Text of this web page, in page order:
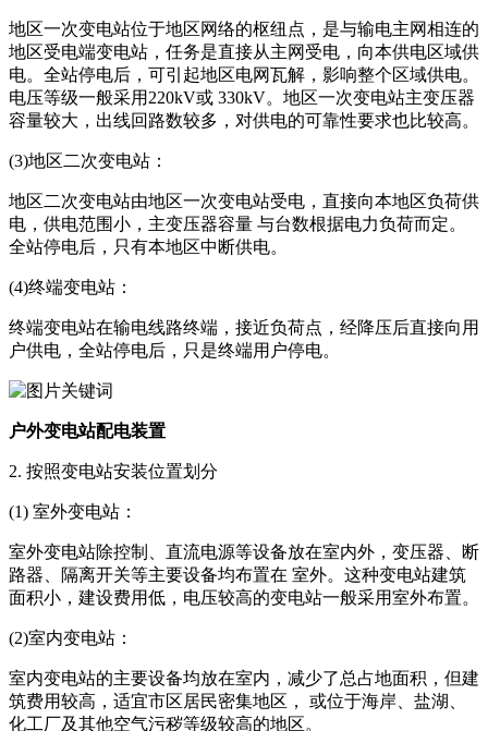
地区一次变电站位于地区网络的枢纽点，是与输电主网相连的
地区受电端变电站，任务是直接从主网受电，向本供电区域供
电。全站停电后，可引起地区电网瓦解，影响整个区域供电。
电压等级一般采用220kV或 330kV。地区一次变电站主变压器
容量较大，出线回路数较多，对供电的可靠性要求也比较高。
(3)地区二次变电站：
地区二次变电站由地区一次变电站受电，直接向本地区负荷供
电，供电范围小，主变压器容量 与台数根据电力负荷而定。
全站停电后，只有本地区中断供电。
(4)终端变电站：
终端变电站在输电线路终端，接近负荷点，经降压后直接向用
户供电，全站停电后，只是终端用户停电。
户外变电站配电装置
2. 按照变电站安装位置划分
(1) 室外变电站：
室外变电站除控制、直流电源等设备放在室内外，变压器、断
路器、隔离开关等主要设备均布置在 室外。这种变电站建筑
面积小，建设费用低，电压较高的变电站一般采用室外布置。
(2)室内变电站：
室内变电站的主要设备均放在室内，减少了总占地面积，但建
筑费用较高，适宜市区居民密集地区， 或位于海岸、盐湖、
化工厂及其他空气污秽等级较高的地区。